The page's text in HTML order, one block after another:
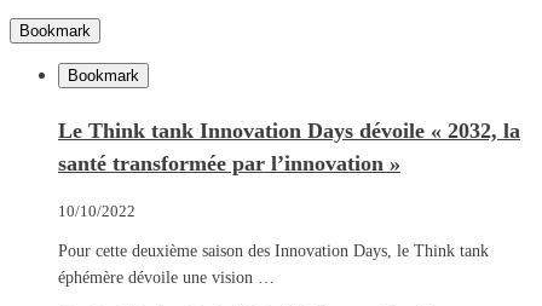
Bookmark
Bookmark
Le Think tank Innovation Days dévoile « 2032, la
santé transformée par l’innovation »
10/10/2022
Pour cette deuxième saison des Innovation Days, le Think tank
éphémère dévoile une vision …